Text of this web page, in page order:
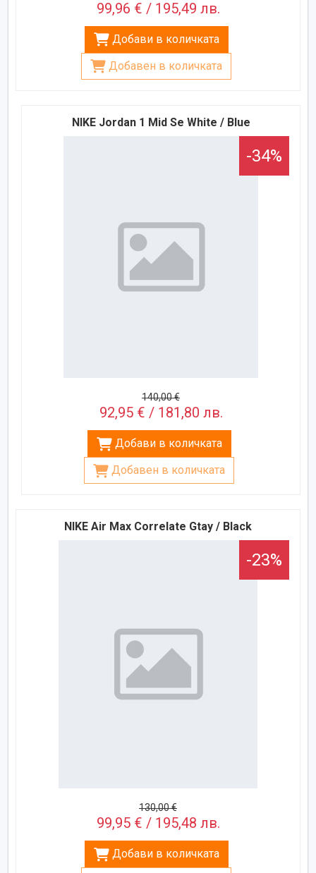
99,96 € / 195,49 лв.
Добави в количката
Добавен в количката
NIKE Jordan 1 Mid Se White / Blue
-34%
140,00 €
92,95 € / 181,80 лв.
Добави в количката
Добавен в количката
NIKE Air Max Correlate Gtay / Black
-23%
130,00 €
99,95 € / 195,48 лв.
Добави в количката